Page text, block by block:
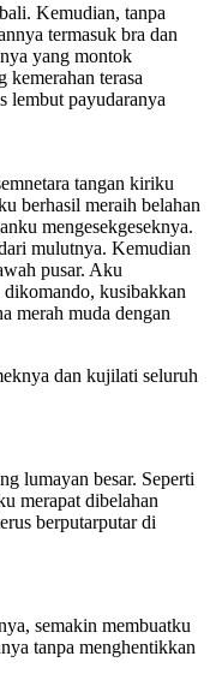
Kemudian, tanpa
termasuk bra dan
yang montok
terasa
lembut payudaranya
tangan kiriku
berhasil meraih belahan
mengesekgeseknya.
mulutnya. Kemudian
pusar. Aku
kusibakkan
merah muda dengan
dan kujilati seluruh
lumayan besar. Seperti
merapat dibelahan
berputarputar di
semakin membuatku
tanpa menghentikkan